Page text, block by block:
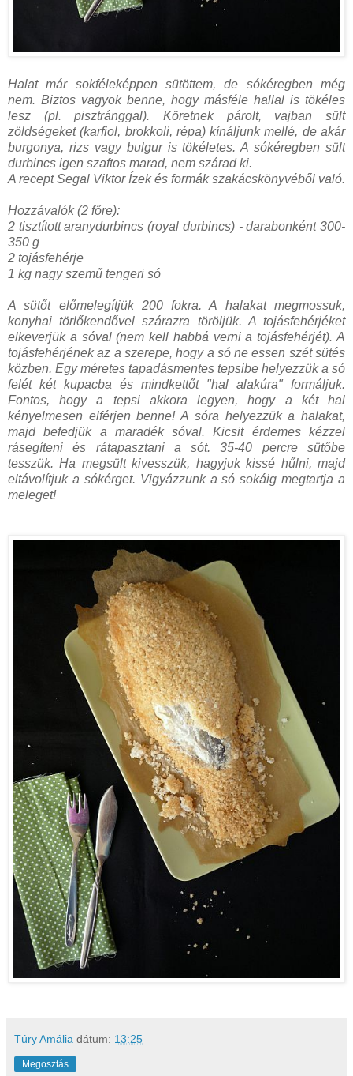
Halat már sokféleképpen sütöttem, de sókéregben még
nem. Biztos vagyok benne, hogy másféle hallal is tökéles
lesz (pl. pisztránggal). Köretnek párolt, vajban sült
zöldségeket (karfiol, brokkoli, répa) kínáljunk mellé, de akár
burgonya, rizs vagy bulgur is tökéletes. A sókéregben sült
durbincs igen szaftos marad, nem szárad ki.
A recept Segal Viktor Ízek és formák szakácskönyvéből való.
Hozzávalók (2 főre):
2 tisztított aranydurbincs (royal durbincs) - darabonként 300-
350 g
2 tojásfehérje
1 kg nagy szemű tengeri só
A sütőt előmelegítjük 200 fokra. A halakat megmossuk,
konyhai törlőkendővelszárazra töröljük. A tojásfehérjéket
elkeverjük a sóval (nem kell habbá verni a tojásfehérjét). A
tojásfehérjének az a szerepe, hogy a só ne essen szét sütés
közben. Egy méretes tapadásmentes tepsibe helyezzük a só
felét két kupacba és mindkettőt "hal alakúra" formáljuk.
Fontos, hogy a tepsi akkora legyen, hogy a két hal
kényelmesen elférjen benne! A sóra helyezzük a halakat,
majd befedjük a maradék sóval. Kicsit érdemes kézzel
rásegíteni és rátapasztani a sót. 35-40 percre sütőbe
tesszük. Ha megsült kivesszük, hagyjuk kissé hűlni, majd
eltávolítjuk a sókérget. Vigyázzunk a só sokáig megtartja a
meleget!
Túry Amália dátum: 13:25
Megosztás